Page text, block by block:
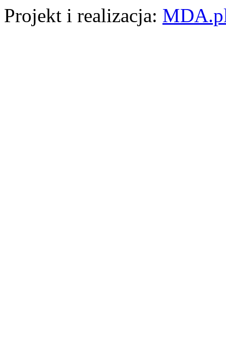
Projekt i realizacja: